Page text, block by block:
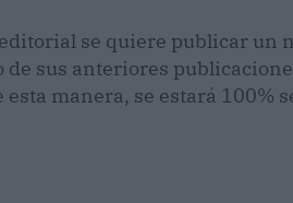
se quiere publicar un
sus anteriores
manera, se estará 100%